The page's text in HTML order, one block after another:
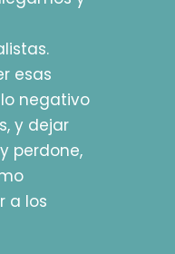
esas
negativo
y dejar
perdone,
a los